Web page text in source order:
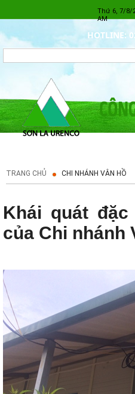
Thứ 6, 7/8/
AM
HOTLINE:
TRANG CHỦ CHI NHÁNH VÂN HỒ
Khái quát
của Chi nhánh